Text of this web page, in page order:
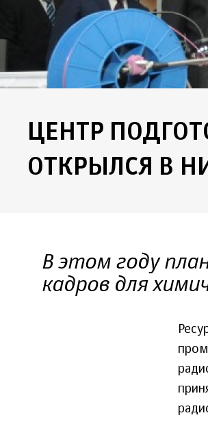
ЦЕНТР
ОТКРЫЛСЯ В
В этом году
кадров для